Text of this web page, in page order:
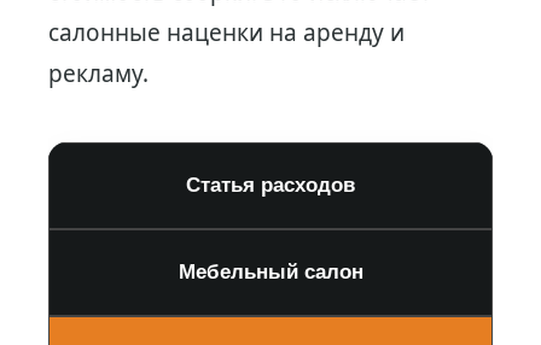
салонные наценки на аренду и
рекламу.
Статья расходов
Мебельный салон